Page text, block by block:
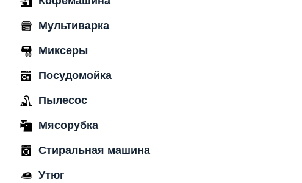
Мультиварка
Миксеры
Посудомойка
Пылесос
Мясорубка
Стиральная машина
Утюг